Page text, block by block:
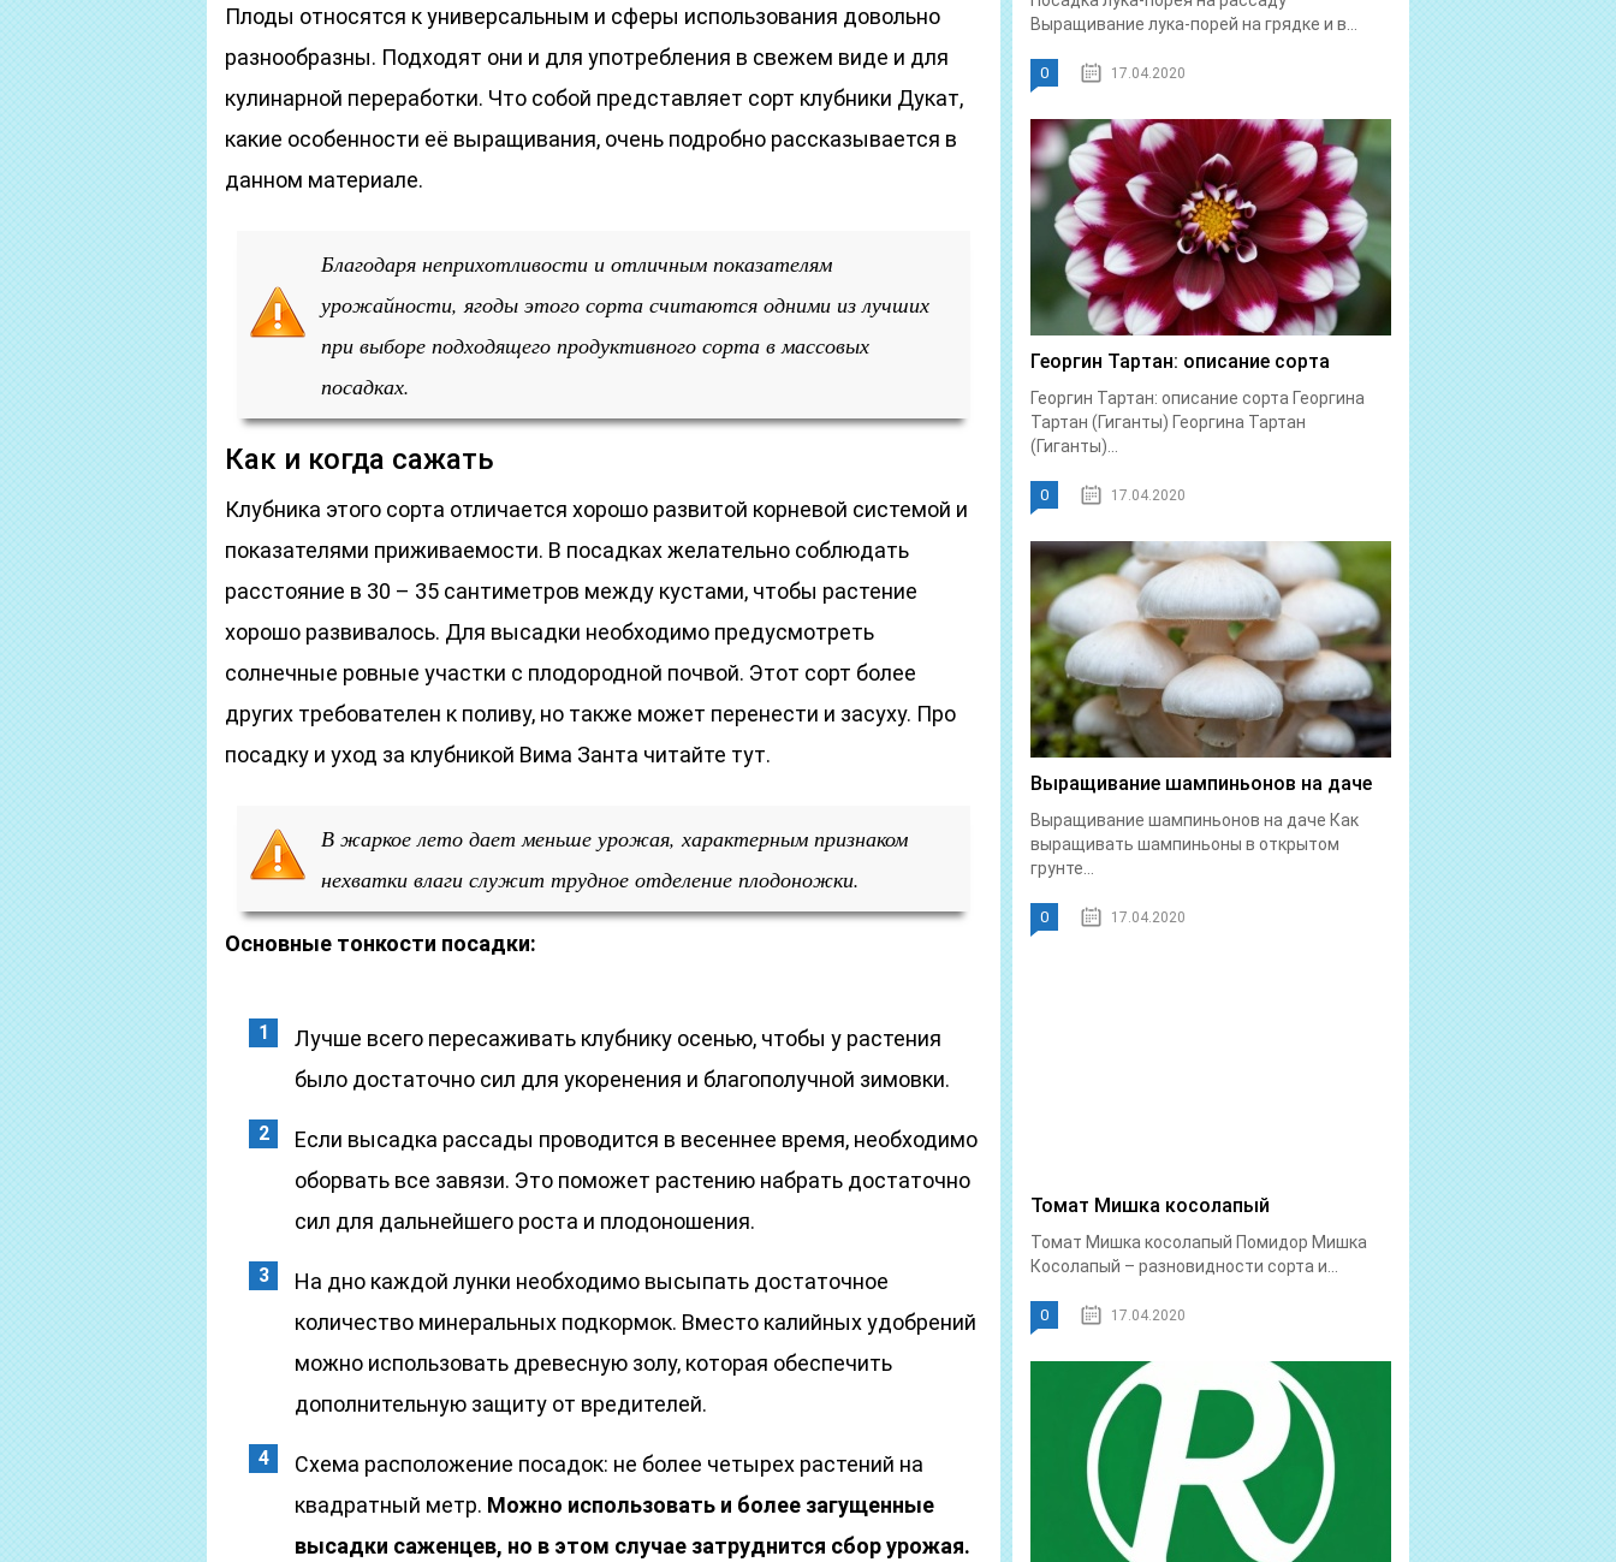
Плоды относятся к универсальным и сферы использования довольно
разнообразны. Подходят они и для употребления в свежем виде и для
кулинарной переработки. Что собой представляет сорт клубники Дукат,
какие особенности её выращивания, очень подробно рассказывается в
данном материале.
Благодаря неприхотливости и отличным показателям
урожайности, ягоды этого сорта считаются одними из лучших
при выборе подходящего продуктивного сорта в массовых
посадках.
Как и когда сажать
Клубника этого сорта отличается хорошо развитой корневой системой и
показателями приживаемости. В посадках желательно соблюдать
расстояние в 30 – 35 сантиметров между кустами, чтобы растение
хорошо развивалось. Для высадки необходимо предусмотреть
солнечные ровные участки с плодородной почвой. Этот сорт более
других требователен к поливу, но также может перенести и засуху. Про
посадку и уход за клубникой Вима Занта читайте тут.
В жаркое лето дает меньше урожая, характерным признаком
нехватки влаги служит трудное отделение плодоножки.
Основные тонкости посадки:
Лучше всего пересаживать клубнику осенью, чтобы у растения
было достаточно сил для укоренения и благополучной зимовки.
Если высадка рассады проводится в весеннее время, необходимо
оборвать все завязи. Это поможет растению набрать достаточно
сил для дальнейшего роста и плодоношения.
На дно каждой лунки необходимо высыпать достаточное
количество минеральных подкормок. Вместо калийных удобрений
можно использовать древесную золу, которая обеспечить
дополнительную защиту от вредителей.
Схема расположение посадок: не более четырех растений на
квадратный метр. Можно использовать и более загущенные
высадки саженцев, но в этом случае затруднится сбор урожая.
Выращивание лука-порей на грядке и в...
0 17.04.2020
Георгин Тартан: описание сорта
Георгин Тартан: описание сорта Георгина
Тартан (Гиганты) Георгина Тартан
(Гиганты)...
0 17.04.2020
Выращивание шампиньонов на даче
Выращивание шампиньонов на даче Как
выращивать шампиньоны в открытом
грунте...
0 17.04.2020
Томат Мишка косолапый
Томат Мишка косолапый Помидор Мишка
Косолапый – разновидности сорта и...
0 17.04.2020